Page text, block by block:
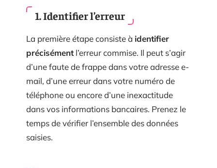
1. Identifier l’erreur
La première étape consiste à identifier
précisémentl’erreur commise. Il peut s’agir
d’une faute de frappe dans votre adresse e-
mail, d’une erreur dans votre numéro de
téléphone ou encore d’une inexactitude
dans vos informations bancaires. Prenez le
temps de vérifier l’ensemble des données
saisies.